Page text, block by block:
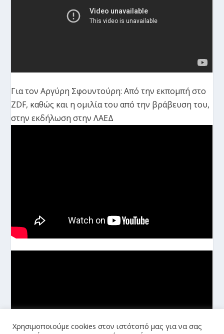
Για τον Αργύρη Σφουντούρη: Από την εκπομπή στο
ZDF, καθώς και η ομιλία του από την βράβευση του,
στην εκδήλωση στην ΛΑΕΔ
Χρησιμοποιούμε cookies στον ιστότοπό μας για να σας